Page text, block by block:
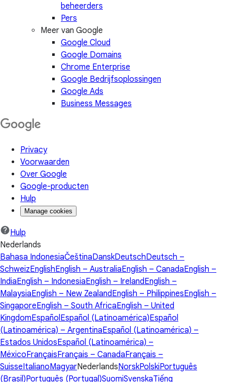
beheerders
Pers
Meer van Google
Google Cloud
Google Domains
Chrome Enterprise
Google Bedrijfsoplossingen
Google Ads
Business Messages
Privacy
Voorwaarden
Over Google
Google-producten
Hulp
Manage cookies
Hulp
Nederlands
Bahasa IndonesiaČeštinaDanskDeutschDeutsch –
SchweizEnglishEnglish – AustraliaEnglish – CanadaEnglish –
IndiaEnglish – IndonesiaEnglish – IrelandEnglish –
MalaysiaEnglish – New ZealandEnglish – PhilippinesEnglish –
SingaporeEnglish – South AfricaEnglish – United
KingdomEspañol Español (Latinoamérica)Español
(Latinoamérica) – ArgentinaEspañol (Latinoamérica) –
Estados UnidosEspañol (Latinoamérica) –
MéxicoFrançaisFrançais – CanadaFrançais –
SuisseItalianoMagyarNederlandsNorskPolskiPortuguês
(Brasil)Português (Portugal)SuomiSvenskaTiếng